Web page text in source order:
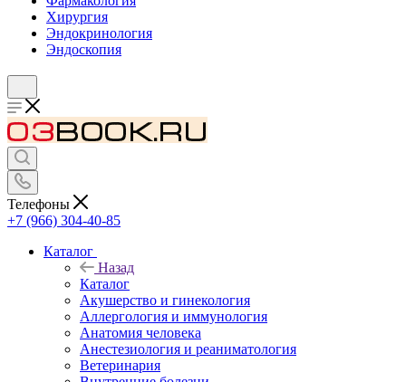
Хирургия
Эндокринология
Эндоскопия
Телефоны
+7 (966) 304-40-85
Каталог
Назад
Каталог
Акушерство и гинекология
Аллергология и иммунология
Анатомия человека
Анестезиология и реаниматология
Ветеринария